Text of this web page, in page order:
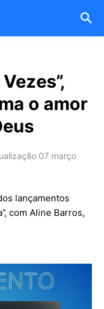
o amor
07 março
lançamentos
com Aline Barros,